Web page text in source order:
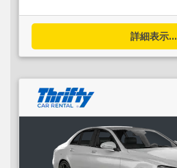
詳細表示...